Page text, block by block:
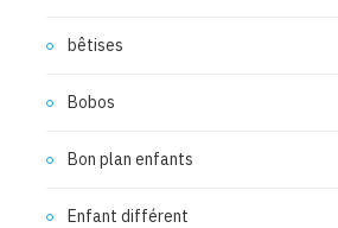
bêtises
Bobos
Bon plan enfants
Enfant différent